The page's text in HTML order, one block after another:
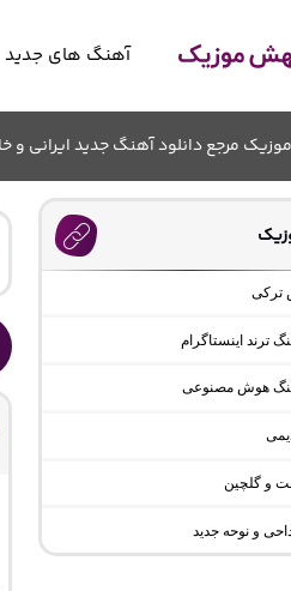
آهنگ های جدید
مرجع دانلود آهنگ جدید ایرانی و
ترکی
ترند اینستاگرام
آهنگ هوش مصنوعی
و گلچین
و نوحه جدید